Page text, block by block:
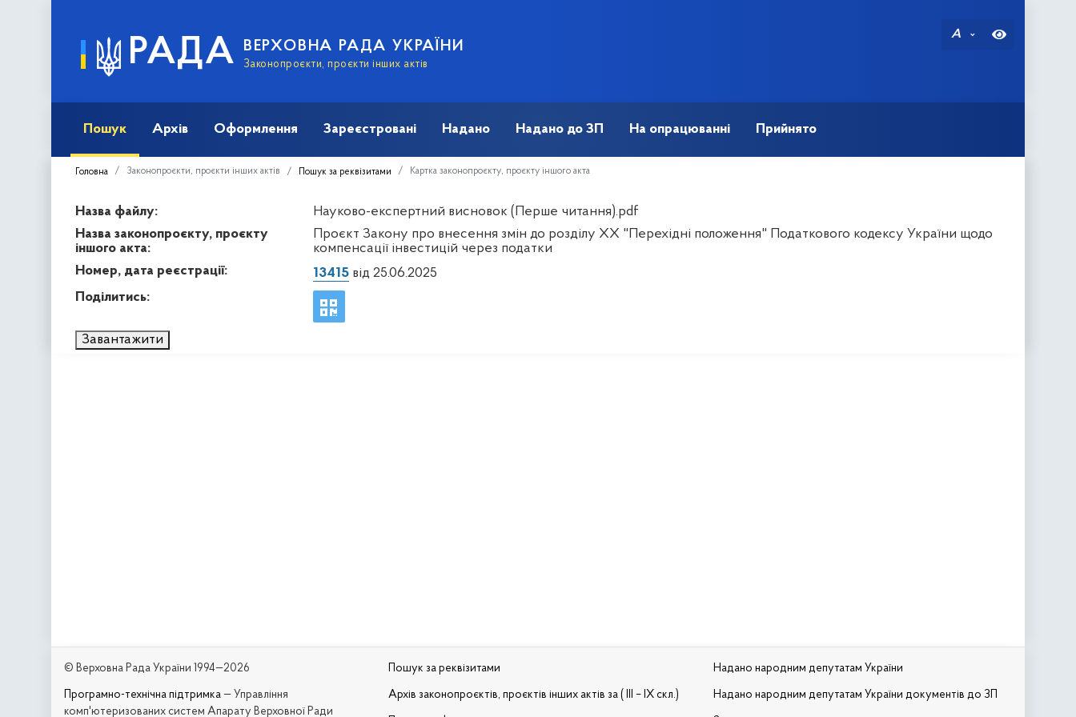
РАДА ВЕРХОВНА РАДА УКРАЇНИ
Законопроєкти, проєкти інших актів
A
Пошук Архів Оформлення Зареєстровані Надано Надано до ЗП На опрацюванні Прийнято
Головна Законопроєкти, проєкти інших актів Пошук за реквізитами Картка законопроєкту, проєкту іншого акта
Назва файлу:
Науково-експертний висновок (Перше читання).pdf
Назва законопроєкту, проєкту
іншого акта:
Проєкт Закону про внесення змін до розділу XX "Перехідні положення" Податкового кодексу України щодо
компенсації інвестицій через податки
Номер, дата реєстрації:
13415від 25.06.2025
Поділитись:
Завантажити
© Верховна Рада України 1994—2026
Програмно-технічна підтримка — Управління
комп'ютеризованих систем Апарату Верховної Ради
Пошук за реквізитами
Архів законопроєктів, проєктів інших актів за ( III – IX скл.)
Надано народним депутатам України
Надано народним депутатам України документів до ЗП